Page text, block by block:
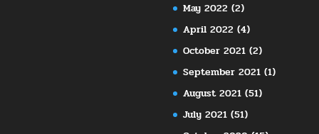
May 2022 (2)
April 2022 (4)
October 2021 (2)
September 2021 (1)
August 2021 (51)
July 2021 (51)